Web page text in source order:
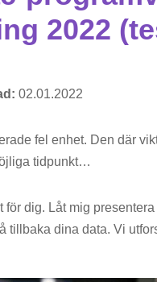
2022
02.01.2022
fel enhet. Den där
tidpunkt…
dig. Låt mig
tillbaka dina data. Vi